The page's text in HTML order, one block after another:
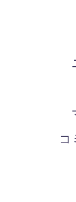
コ